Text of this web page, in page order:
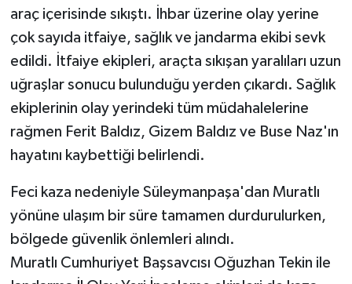
araç içerisinde sıkıştı. İhbar üzerine olay yerine
çok sayıda itfaiye, sağlık ve jandarma ekibi sevk
edildi. İtfaiye ekipleri, araçta sıkışan yaralıları uzun
uğraşlar sonucu bulunduğu yerden çıkardı. Sağlık
ekiplerinin olay yerindeki tüm müdahalelerine
rağmen Ferit Baldız, Gizem Baldız ve Buse Naz'ın
hayatını kaybettiği belirlendi.
Feci kaza nedeniyle Süleymanpaşa'dan Muratlı
yönüne ulaşım bir süre tamamen durdurulurken,
bölgede güvenlik önlemleri alındı.
Muratlı Cumhuriyet Başsavcısı Oğuzhan Tekin ile